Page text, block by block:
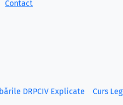
Contact
DRPCIV Explicate Curs